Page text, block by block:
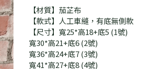
【材質】茄芷布
【款式】人工車縫，有底無側款
【尺寸】寬25*高18+底5 (1號)
寬30*高21+底6 (2號)
寬36*高24+底7 (3號)
寬41*高27+底8 (4號)